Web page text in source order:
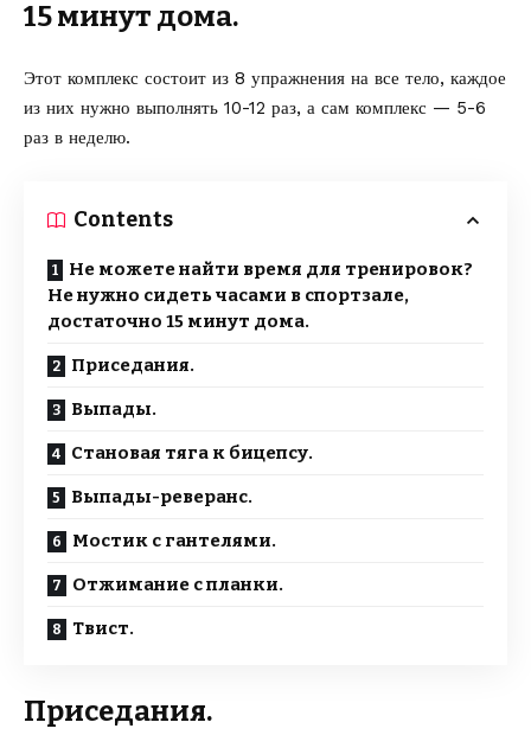
15 минут дома.
Этот комплекс состоит из 8 упражнения на все тело, каждое
из них нужно выполнять 10-12 раз, а сам комплекс — 5-6
раз в неделю.
Contents
Не можете найти время для тренировок?
Не нужно сидеть часами в спортзале,
достаточно 15 минут дома.
Приседания.
Выпады.
Становая тяга к бицепсу.
Выпады-реверанс.
Мостик с гантелями.
Отжимание с планки.
Твист.
Приседания.